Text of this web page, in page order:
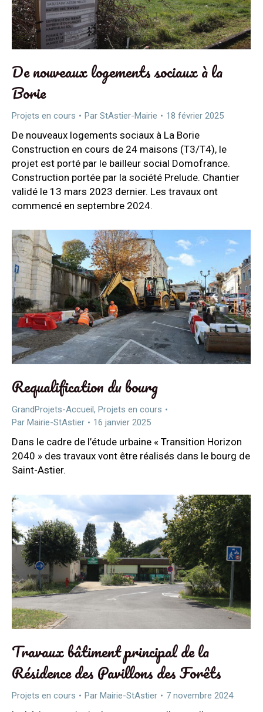
De nouveaux logements sociaux à la
Borie
Projets en cours Par StAstier-Mairie 18 février 2025
De nouveaux logements sociaux à La Borie
Construction en cours de 24 maisons (T3/T4), le
projet est porté par le bailleur social Domofrance.
Construction portée par la société Prelude. Chantier
validé le 13 mars 2023 dernier. Les travaux ont
commencé en septembre 2024.
Requalification du bourg
GrandProjets-Accueil, Projets en cours
Par Mairie-StAstier 16 janvier 2025
Dans le cadre de l’étude urbaine « Transition Horizon
2040 » des travaux vont être réalisés dans le bourg de
Saint-Astier.
Travaux bâtiment principal de la
Résidence des Pavillons des Forêts
Projets en cours Par Mairie-StAstier 7 novembre 2024